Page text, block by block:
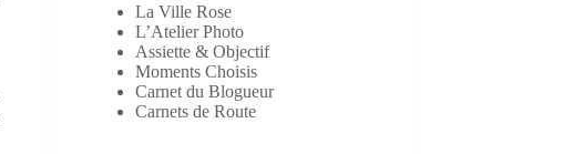
La Ville Rose
L’Atelier Photo
Assiette & Objectif
Moments Choisis
Carnet du Blogueur
Carnets de Route